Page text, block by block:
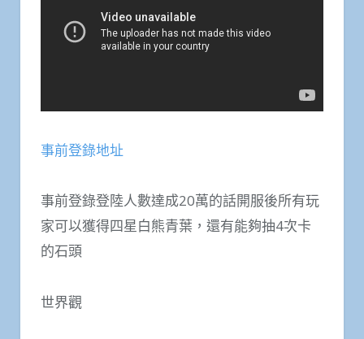
事前登錄地址
事前登錄登陸人數達成20萬的話開服後所有玩
家可以獲得四星白熊青葉，還有能夠抽4次卡
的石頭
世界觀